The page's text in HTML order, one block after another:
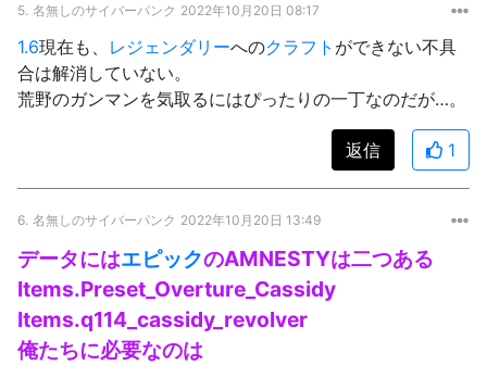
5. 名無しのサイバーパンク 2022年10月20日 08:17
1.6現在も、 レジェンダリーへのクラフト ができない不具
合は解消していない。
荒野のガンマンを気取るにはぴったりの一丁なのだが…。
返信 1
6. 名無しのサイバーパンク 2022年10月20日 13:49
データにはエピックのAMNESTYは二つある
Items.Preset_Overture_Cassidy
Items.q114_cassidy_revolver
俺たちに必要なのは